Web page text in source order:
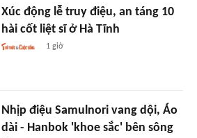
Xúc động lễ truy điệu, an táng 10
hài cốt liệt sĩ ở Hà Tĩnh
1 giờ
Nhịp điệu Samulnori vang dội, Áo
dài - Hanbok 'khoe sắc' bên sông